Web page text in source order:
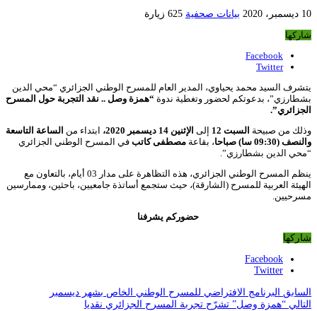
10 ديسمبر، 2020 بيانات صحفية 625 زيارة
شاركها
Facebook
Twitter
يتشرف السيد محمد يحياوي، المدير العام للمسرح الوطني الجزائري “محي الدين
بشطارزي”، بدعوتكم لحضور وتغطية ندوة “همزة وصل .. نقد التجربة حول المسرح
الجزائري”.
وذلك من صبيحة السبت 12 إلى الإثنين 14 ديسمبر 2020، ابتداء من الساعة التاسعة
والنصف (09:30 سا) صباحا
، بقاعة مصطفى كاتب في المسرح الوطني الجزائري
“محي الدين بشطارزي”.
ينظم المسرح الوطني الجزائري، هذه التظاهرة على مدار 03 أيام، بالتعاون مع
الهيئة العربية للمسرح (الشارقة)، حيث ستجمع أساتذة جامعيين، باحثين، وممارسين
مسرحيين.
حضوركم يشرفنا
شاركها
Facebook
Twitter
السابق البرنامج الافتراضي للمسرح الوطني الخاص بشهر ديسمبر
التالي “همزة وصل” تشرّح تجربة المسرح الجزائري نقديا